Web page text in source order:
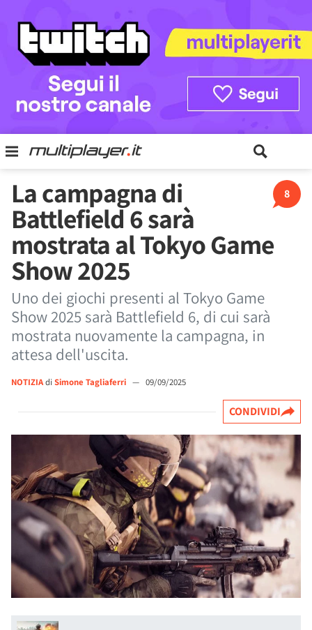
8
La campagna di
Battlefield 6 sarà
mostrata al Tokyo Game
Show 2025
Uno dei giochi presenti al Tokyo Game
Show 2025 sarà Battlefield 6, di cui sarà
mostrata nuovamente la campagna, in
attesa dell'uscita.
NOTIZIAdi Simone Tagliaferri — 09/09/2025
CONDIVIDI